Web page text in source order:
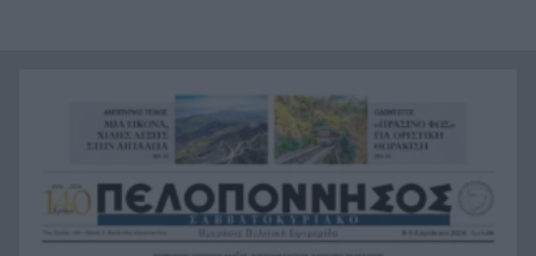
Κιλκίς: Φωτιά, επιχειρούν τρία αεροσκάφη, 28
πυροσβέστες, εθελοντές και 9 οχήματα
17:38
Αντόνιο Μπαντέρας: Γιατί άφησε το Χόλιγουντ
και επέστρεψε στη Μάλαγα